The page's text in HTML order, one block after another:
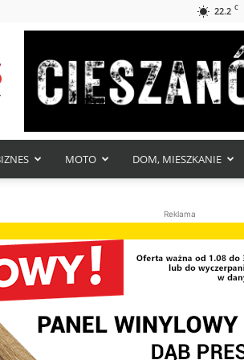
22.2 C
MOTO DOM, MIESZKANIE
Reklama